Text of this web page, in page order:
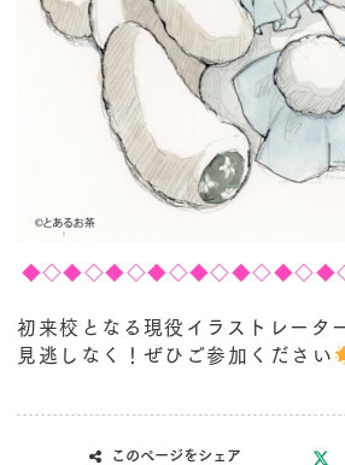
初来校となる現役イラストレータ
見逃しなく！ぜひご参加ください
このページをシェア